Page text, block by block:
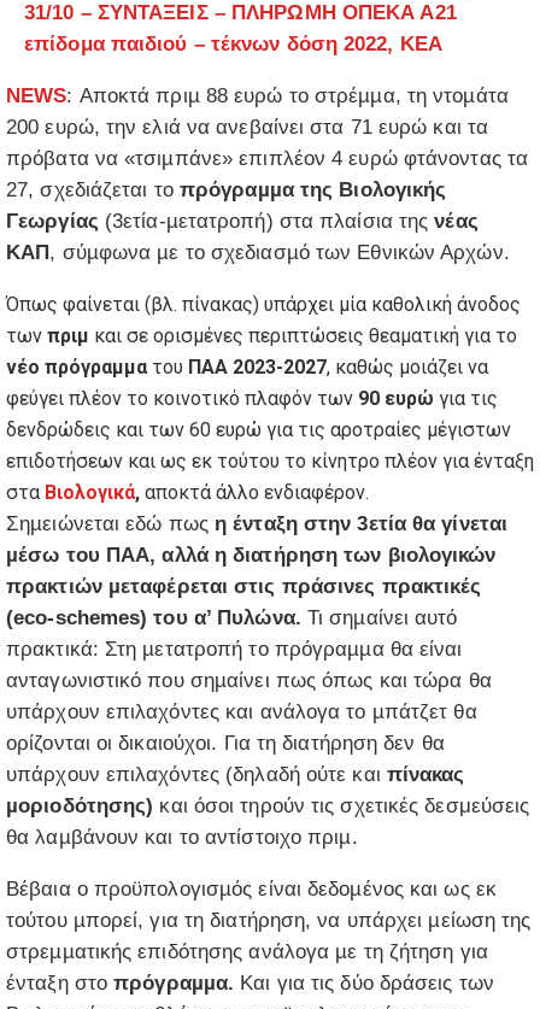
31/10 – ΣΥΝΤΑΞΕΙΣ – ΠΛΗΡΩΜΗ ΟΠΕΚΑ Α21
επίδομα παιδιού – τέκνων δόση 2022, ΚΕΑ
NEWS: Αποκτά πριµ 88 ευρώ το στρέµµα, τη ντοµάτα
200 ευρώ, την ελιά να ανεβαίνει στα 71 ευρώ και τα
πρόβατα να «τσιµπάνε» επιπλέον 4 ευρώ φτάνοντας τα
27, σχεδιάζεται τοπρόγραµµα της Βιολογικής
Γεωργίας (3ετία-µετατροπή) στα πλαίσια τηςνέας
ΚΑΠ , σύµφωνα µε το σχεδιασµό των Εθνικών Αρχών.
Όπως φαίνεται (βλ. πίνακας) υπάρχει µία καθολική άνοδος
των πριµ και σε ορισµένες περιπτώσεις θεαµατική για το
νέο πρόγραµµατου ΠΑΑ 2023-2027, καθώς µοιάζει να
φεύγει πλέον το κοινοτικό πλαφόν των 90 ευρώ για τις
δενδρώδεις και των 60 ευρώ για τις αροτραίες µέγιστων
επιδοτήσεων και ως εκ τούτου το κίνητρο πλέον για ένταξη
στα Βιολογικά, αποκτά άλλο ενδιαφέρον.
Σηµειώνεται εδώ πως η ένταξη στην 3ετία θα γίνεται
µέσω του ΠΑΑ, αλλά η διατήρηση των βιολογικών
πρακτιών µεταφέρεται στις πράσινες πρακτικές
(eco-schemes) του α’ Πυλώνα. Τι σηµαίνει αυτό
πρακτικά: Στη µετατροπή το πρόγραµµα θα είναι
ανταγωνιστικό που σηµαίνει πως όπως και τώρα θα
υπάρχουν επιλαχόντες και ανάλογα το µπάτζετ θα
ορίζονται οι δικαιούχοι. Για τη διατήρηση δεν θα
υπάρχουν επιλαχόντες (δηλαδή ούτε και πίνακας
µοριοδότησης) και όσοι τηρούν τις σχετικές δεσμεύσεις
θα λαµβάνουν και το αντίστοιχο πριµ.
Βέβαια ο προϋπολογισµός είναι δεδοµένος και ως εκ
τούτου µπορεί, για τη διατήρηση, να υπάρχει µείωση της
στρεµµατικής επιδότησης ανάλογα µε τη ζήτηση για
ένταξη στοπρόγραµµα. Και για τις δύο δράσεις των